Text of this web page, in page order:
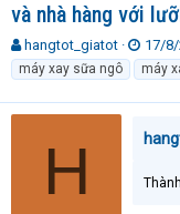
và nhà hàng với
T
h
r
e
hangtot_giatot
N
g
à
y
ử
17/
máy xay sữa ngô
máy
H